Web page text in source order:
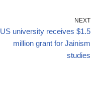
NEXT
US university receives $1.5
million grant for Jainism
studies